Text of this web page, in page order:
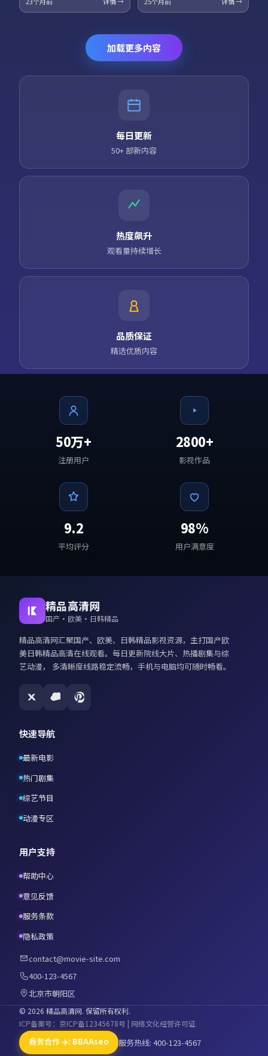
版资源同步更新，支持多终端流
持多终端流畅播放。
加载更多内容
每日更新
50+ 部新内容
热度飙升
观看量持续增长
品质保证
精选优质内容
50万+
注册用户
2800+
影视作品
9.2
平均评分
98%
用户满意度
精品高清网
国产·欧美·日韩精品
精品高清网汇聚国产、欧美、日韩精品影视资源，主打国产欧
美日韩精品高清在线观看。每日更新院线大片、热播剧集与综
艺动漫， 多清晰度线路稳定流畅，手机与电脑均可随时畅看。
快速导航
最新电影
热门剧集
综艺节目
动漫专区
用户支持
帮助中心
意见反馈
服务条款
隐私政策
contact@movie-site.com
400-123-4567
北京市朝阳区
© 2026 精品高清网. 保留所有权利.
ICP备案号：京ICP备12345678号 | 网络文化经营许可证
商务合作 ✈️: BBAAseo 服务热线: 400-123-4567